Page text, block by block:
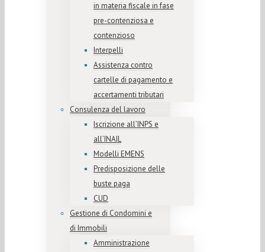
in materia fiscale in fase
pre-contenziosa e
contenzioso
Interpelli
Assistenza contro
cartelle di pagamento e
accertamenti tributari
Consulenza del lavoro
Iscrizione all’INPS e
all’INAIL
Modelli EMENS
Predisposizione delle
buste paga
CUD
Gestione di Condomini e
di Immobili
Amministrazione